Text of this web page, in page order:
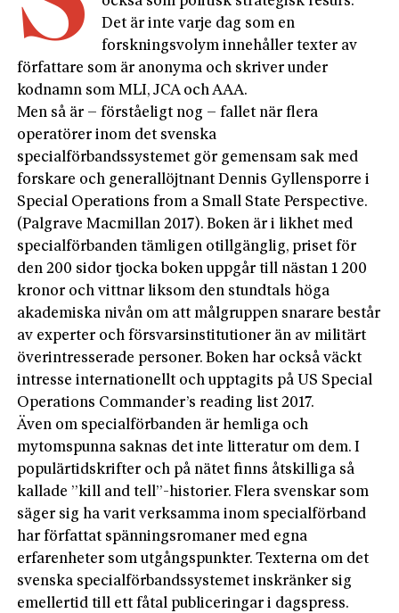
Det är inte varje dag som en
forskningsvolym innehåller texter av
författare som är anonyma och skriver under
kodnamn som MLI, JCA och AAA.
Men så är – förståeligt nog – fallet när flera
operatörer inom det svenska
specialförbandssystemet gör gemensam sak med
forskare och generallöjtnant Dennis Gyllensporre i
Special Operations from a Small State Perspective.
(Palgrave Macmillan 2017). Boken är i likhet med
specialförbanden tämligen otillgänglig, priset för
den 200 sidor tjocka boken uppgår till nästan 1 200
kronor och vittnar liksom den stundtals höga
akademiska nivån om att målgruppen snarare består
av experter och försvarsinstitutioner än av militärt
överintresserade personer. Boken har också väckt
intresse internationellt och upptagits på US Special
Operations Commander’s reading list 2017.
Även om specialförbanden är hemliga och
mytomspunna saknas det inte litteratur om dem. I
populärtidskrifter och på nätet finns åtskilliga så
kallade ”kill and tell”-historier. Flera svenskar som
säger sig ha varit verksamma inom specialförband
har författat spänningsromaner med egna
erfarenheter som utgångspunkter. Texterna om det
svenska specialförbandssystemet inskränker sig
emellertid till ett fåtal publiceringar i dagspress.